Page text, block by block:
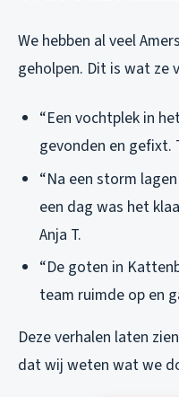
We hebben al veel
geholpen. Dit is wat ze
“Een vochtplek in
gevonden en gefixt.
“Na een storm
een dag was het
Anja T.
“De goten in
team ruimde op en
Deze verhalen laten
dat wij weten wat we